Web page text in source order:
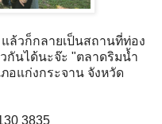
ล้วก็กลายเป็นสถานที่ท่อง
กันได้นะจ๊ะ "ตลาดริมน้ำ
อแก่งกระจาน จังหวัด
3835